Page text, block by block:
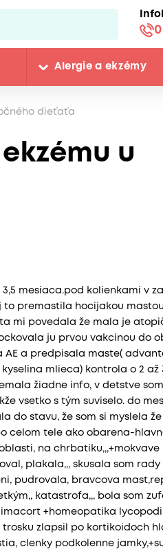
Alergie a ekzémy
dieťaťa
u
mesiaca.pod kolienkami v
premastila hocijakou
mi povedala že mala je
ju prvou vakcinou do
AE a predpisala maste(
mlieca) kontrola o 2 až
žiadne info, v detstve
vsetko s tým suviselo. do
stavu, že som si myslela
celom tele ako obarena-
na chrbatiku,,,+mokvave
plakala,,, skusala som rady
pudrovala, bravcova
katastrofa,,, bola som
+homeopatika
zlapsil po kortikoidoch
clenky podkolenne